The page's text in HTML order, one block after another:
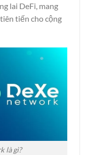
lai DeFi, mang
tiến cho cộng
là gì?